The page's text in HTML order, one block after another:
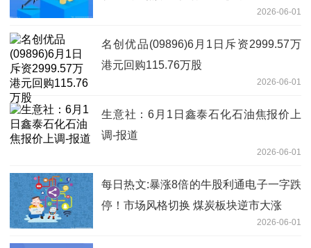
2026-06-01
名创优品(09896)6月1日斥资2999.57万
港元回购115.76万股
2026-06-01
生意社：6月1日鑫泰石化石油焦报价上
调-报道
2026-06-01
每日热文:暴涨8倍的牛股利通电子一字跌
停！市场风格切换 煤炭板块逆市大涨
2026-06-01